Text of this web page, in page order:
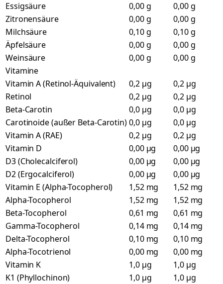
Essigsäure
0,00 g
0,00 g
Zitronensäure
0,00 g
0,00 g
Milchsäure
0,10 g
0,10 g
Äpfelsäure
0,00 g
0,00 g
Weinsäure
0,00 g
0,00 g
Vitamine
Vitamin A (Retinol-Äquivalent)
0,2 µg
0,2 µg
Retinol
0,2 µg
0,2 µg
Beta-Carotin
0,0 µg
0,0 µg
Carotinoide (außer Beta-Carotin)0,0 µg
0,0 µg
Vitamin A (RAE)
0,2 µg
0,2 µg
Vitamin D
0,00 µg
0,00 µg
D3 (Cholecalciferol)
0,00 µg
0,00 µg
D2 (Ergocalciferol)
0,00 µg
0,00 µg
Vitamin E (Alpha-Tocopherol)
1,52 mg
1,52 mg
Alpha-Tocopherol
1,52 mg
1,52 mg
Beta-Tocopherol
0,61 mg
0,61 mg
Gamma-Tocopherol
0,14 mg
0,14 mg
Delta-Tocopherol
0,10 mg
0,10 mg
Alpha-Tocotrienol
0,00 mg
0,00 mg
Vitamin K
1,0 µg
1,0 µg
K1 (Phyllochinon)
1,0 µg
1,0 µg